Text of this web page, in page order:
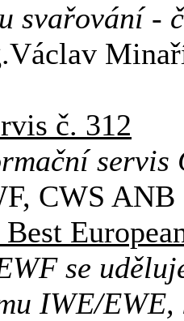
svařování -
č. 312
servis
CWS
se
IWE/